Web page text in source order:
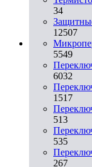
34
12507
5549
6032
1517
513
535
267